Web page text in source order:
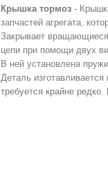
Крышка тормоз -
запчастей агрегата,
Закрывает
цепи при помощи двух
В ней установлена
Деталь
требуется крайне